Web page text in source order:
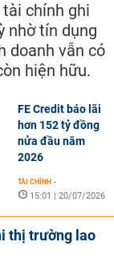
chính ghi
nhờ tín dụng
doanh vẫn có
hiện hữu.
FE Credit báo lãi
hơn 152 tỷ đồng
nửa đầu năm
2026
TÀI CHÍNH -
15:01 | 20/07/2026
thị trường lao